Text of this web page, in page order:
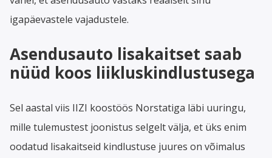
igapäevastele vajadustele.
Asendusauto lisakaitset saab
nüüd koos liikluskindlustusega
Sel aastal viis IIZI koostöös Norstatiga läbi uuringu,
mille tulemustest joonistus selgelt välja, et üks enim
oodatud lisakaitseid kindlustuse juures on võimalus